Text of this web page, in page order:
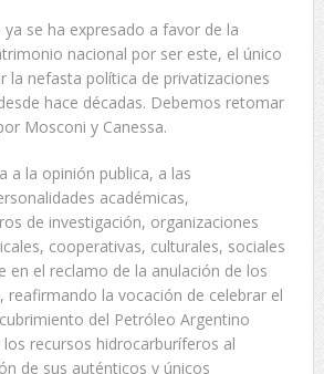
ya se ha expresado a favor de la
nacional por ser este, el único
la nefasta política de privatizaciones
hace décadas. Debemos retomar
Mosconi y Canessa.
a la opinión publica, a las
académicas,
de investigación, organizaciones
cooperativas, culturales, sociales
en el reclamo de la anulación de los
la vocación de celebrar el
del Petróleo Argentino
recursos hidrocarburíferos al
de sus auténticos y únicos